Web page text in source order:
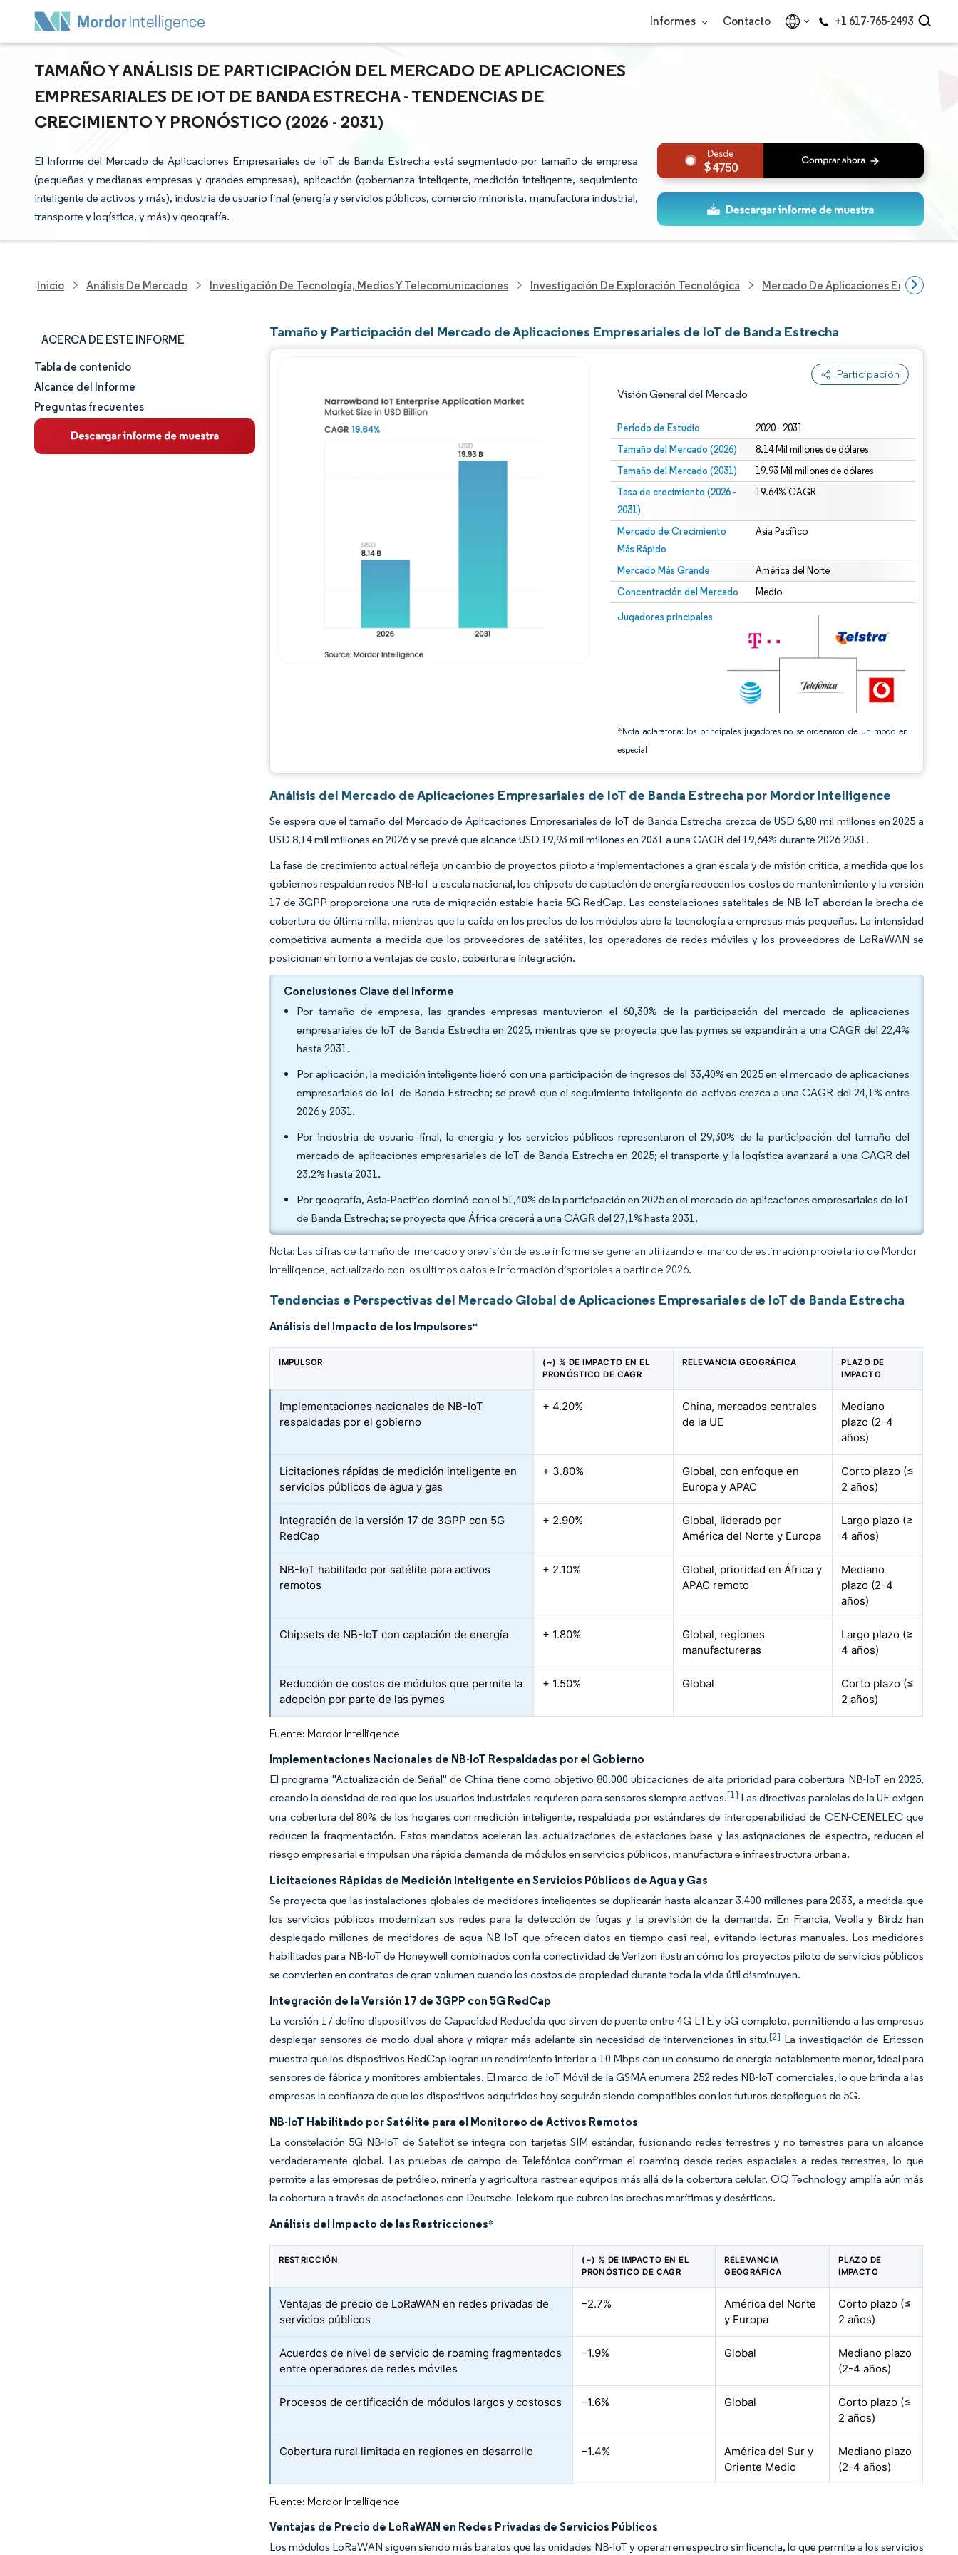
Informes Contacto +1 617-765-2493
TAMAÑO Y ANÁLISIS DE PARTICIPACIÓN DEL MERCADO DE APLICACIONES
EMPRESARIALES DE IOT DE BANDA ESTRECHA - TENDENCIAS DE
CRECIMIENTO Y PRONÓSTICO (2026 - 2031)
El Informe del Mercado de Aplicaciones Empresariales de IoT de Banda Estrecha está segmentado por tamaño de empresa
(pequeñas y medianas empresas y grandes empresas), aplicación (gobernanza inteligente, medición inteligente, seguimiento
inteligente de activos y más), industria de usuario final (energía y servicios públicos, comercio minorista, manufactura industrial,
transporte y logística, y más) y geografía.
4750
Inicio Análisis De Mercado Investigación De Tecnología, Medios Y Telecomunicaciones Investigación De Exploración Tecnológica Mercado De Aplicaciones
ACERCA DE ESTE INFORME
Tamaño y cuota de mercado
Análisis de mercado
Tendencias e ideas
Tabla de contenido
Alcance del Informe
Preguntas frecuentes
Tamaño y Participación del Mercado de Aplicaciones Empresariales de IoT de Banda Estrecha
Participación
Visión General del Mercado
Período de Estudio 2020 - 2031
Tamaño del Mercado (2026) 8.14 Mil millones de dólares
Tamaño del Mercado (2031) 19.93 Mil millones de dólares
Tasa de crecimiento (2026 -
2031)
19.64% CAGR
Mercado de Crecimiento
Más Rápido
Asia Pacífico
Mercado Más Grande América del Norte
Concentración del Mercado Medio
Jugadores principales
*Nota aclaratoria: los principales jugadores no se ordenaron de un modo en
especial
Imagen © Mordor Intelligence. El uso requiere atribución según CC BY 4.0.
Imagen © Mordor Intelligence. El uso requiere atribución según CC BY 4.0.
Análisis del Mercado de Aplicaciones Empresariales de IoT de Banda Estrecha por Mordor Intelligence
Se espera que el tamaño del Mercado de Aplicaciones Empresariales de IoT de Banda Estrecha crezca de USD 6,80 mil millones en 2025 a
USD 8,14 mil millones en 2026 y se prevé que alcance USD 19,93 mil millones en 2031 a una CAGR del 19,64% durante 2026-2031.
La fase de crecimiento actual refleja un cambio de proyectos piloto a implementaciones a gran escala y de misión crítica, a medida que los
gobiernos respaldan redes NB-IoT a escala nacional, los chipsets de captación de energía reducen los costos de mantenimiento y la versión
17 de 3GPP proporciona una ruta de migración estable hacia 5G RedCap. Las constelaciones satelitales de NB-IoT abordan la brecha de
cobertura de última milla, mientras que la caída en los precios de los módulos abre la tecnología a empresas más pequeñas. La intensidad
competitiva aumenta a medida que los proveedores de satélites, los operadores de redes móviles y los proveedores de LoRaWAN se
posicionan en torno a ventajas de costo, cobertura e integración.
Conclusiones Clave del Informe
Por tamaño de empresa, las grandes empresas mantuvieron el 60,30% de la participación del mercado de aplicaciones
empresariales de IoT de Banda Estrecha en 2025, mientras que se proyecta que las pymes se expandirán a una CAGR del 22,4%
hasta 2031.
Por aplicación, la medición inteligente lideró con una participación de ingresos del 33,40% en 2025 en el mercado de aplicaciones
empresariales de IoT de Banda Estrecha; se prevé que el seguimiento inteligente de activos crezca a una CAGR del 24,1% entre
2026 y 2031.
Por industria de usuario final, la energía y los servicios públicos representaron el 29,30% de la participación del tamaño del
mercado de aplicaciones empresariales de IoT de Banda Estrecha en 2025; el transporte y la logística avanzará a una CAGR del
23,2% hasta 2031.
Por geografía, Asia-Pacífico dominó con el 51,40% de la participación en 2025 en el mercado de aplicaciones empresariales de IoT
de Banda Estrecha; se proyecta que África crecerá a una CAGR del 27,1% hasta 2031.
Nota: Las cifras de tamaño del mercado y previsión de este informe se generan utilizando el marco de estimación propietario de Mordor
Intelligence, actualizado con los últimos datos e información disponibles a partir de 2026.
Tendencias e Perspectivas del Mercado Global de Aplicaciones Empresariales de IoT de Banda Estrecha
Análisis del Impacto de los Impulsores*
IMPULSOR
(~) % DE IMPACTO EN EL
PRONÓSTICO DE CAGR
RELEVANCIA GEOGRÁFICA
PLAZO DE
IMPACTO
Implementaciones nacionales de NB-IoT
respaldadas por el gobierno
+ 4.20%
China, mercados centrales
de la UE
Mediano
plazo (2-4
años)
Licitaciones rápidas de medición inteligente en
servicios públicos de agua y gas
+ 3.80%
Global, con enfoque en
Europa y APAC
Corto plazo (≤
2 años)
Integración de la versión 17 de 3GPP con 5G
RedCap
+ 2.90%
Global, liderado por
América del Norte y Europa
Largo plazo (≥
4 años)
NB-IoT habilitado por satélite para activos
remotos
+ 2.10%
Global, prioridad en África y
APAC remoto
Mediano
plazo (2-4
años)
Chipsets de NB-IoT con captación de energía + 1.80%
Global, regiones
manufactureras
Largo plazo (≥
4 años)
Reducción de costos de módulos que permite la
adopción por parte de las pymes
+ 1.50% Global
Corto plazo (≤
2 años)
Fuente: Mordor Intelligence
Implementaciones Nacionales de NB-IoT Respaldadas por el Gobierno
El programa "Actualización de Señal" de China tiene como objetivo 80.000 ubicaciones de alta prioridad para cobertura NB-IoT en 2025,
creando la densidad de red que los usuarios industriales requieren para sensores siempre activos.[1] Las directivas paralelas de la UE exigen
una cobertura del 80% de los hogares con medición inteligente, respaldada por estándares de interoperabilidad de CEN-CENELEC que
reducen la fragmentación. Estos mandatos aceleran las actualizaciones de estaciones base y las asignaciones de espectro, reducen el
riesgo empresarial e impulsan una rápida demanda de módulos en servicios públicos, manufactura e infraestructura urbana.
Licitaciones Rápidas de Medición Inteligente en Servicios Públicos de Agua y Gas
Se proyecta que las instalaciones globales de medidores inteligentes se duplicarán hasta alcanzar 3.400 millones para 2033, a medida que
los servicios públicos modernizan sus redes para la detección de fugas y la previsión de la demanda. En Francia, Veolia y Birdz han
desplegado millones de medidores de agua NB-IoT que ofrecen datos en tiempo casi real, evitando lecturas manuales. Los medidores
habilitados para NB-IoT de Honeywell combinados con la conectividad de Verizon ilustran cómo los proyectos piloto de servicios públicos
se convierten en contratos de gran volumen cuando los costos de propiedad durante toda la vida útil disminuyen.
Integración de la Versión 17 de 3GPP con 5G RedCap
La versión 17 define dispositivos de Capacidad Reducida que sirven de puente entre 4G LTE y 5G completo, permitiendo a las empresas
desplegar sensores de modo dual ahora y migrar más adelante sin necesidad de intervenciones in situ.[2] La investigación de Ericsson
muestra que los dispositivos RedCap logran un rendimiento inferior a 10 Mbps con un consumo de energía notablemente menor, ideal para
sensores de fábrica y monitores ambientales. El marco de IoT Móvil de la GSMA enumera 252 redes NB-IoT comerciales, lo que brinda a las
empresas la confianza de que los dispositivos adquiridos hoy seguirán siendo compatibles con los futuros despliegues de 5G.
NB-IoT Habilitado por Satélite para el Monitoreo de Activos Remotos
La constelación 5G NB-IoT de Sateliot se integra con tarjetas SIM estándar, fusionando redes terrestres y no terrestres para un alcance
verdaderamente global. Las pruebas de campo de Telefónica confirman el roaming desde redes espaciales a redes terrestres, lo que
permite a las empresas de petróleo, minería y agricultura rastrear equipos más allá de la cobertura celular. OQ Technology amplía aún más
la cobertura a través de asociaciones con Deutsche Telekom que cubren las brechas marítimas y desérticas.
Análisis del Impacto de las Restricciones*
RESTRICCIÓN
(~) % DE IMPACTO EN EL
PRONÓSTICO DE CAGR
RELEVANCIA
GEOGRÁFICA
PLAZO DE
IMPACTO
Ventajas de precio de LoRaWAN en redes privadas de
servicios públicos
–2.7%
América del Norte
y Europa
Corto plazo (≤
2 años)
Acuerdos de nivel de servicio de roaming fragmentados
entre operadores de redes móviles
–1.9% Global
Mediano plazo
(2-4 años)
Procesos de certificación de módulos largos y costosos –1.6% Global
Corto plazo (≤
2 años)
Cobertura rural limitada en regiones en desarrollo –1.4%
América del Sur y
Oriente Medio
Mediano plazo
(2-4 años)
Fuente: Mordor Intelligence
Ventajas de Precio de LoRaWAN en Redes Privadas de Servicios Públicos
Los módulos LoRaWAN siguen siendo más baratos que las unidades NB-IoT y operan en espectro sin licencia, lo que permite a los servicios